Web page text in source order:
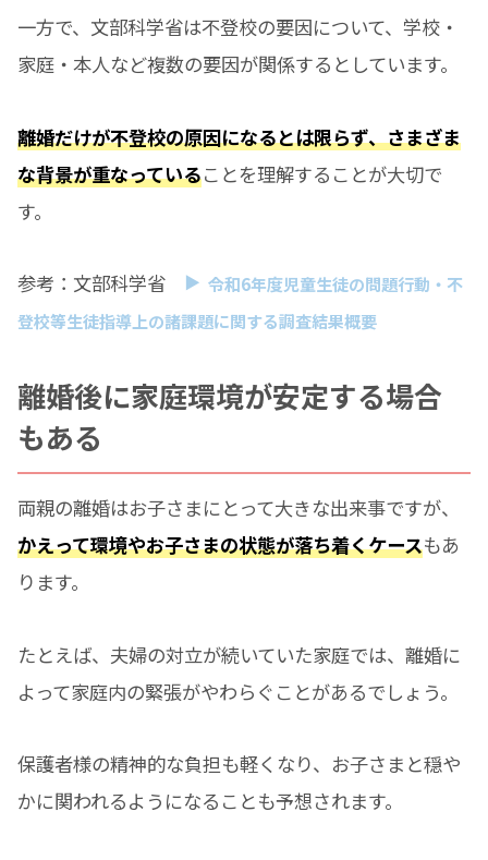
一方で、文部科学省は不登校の要因について、学校・
家庭・本人など複数の要因が関係するとしています。
離婚だけが不登校の原因になるとは限らず、さまざま
な背景が重なっていることを理解することが大切で
す。
参考：文部科学省
令和6年度児童生徒の問題行動・不
登校等生徒指導上の諸課題に関する調査結果概要
離婚後に家庭環境が安定する場合
もある
両親の離婚はお子さまにとって大きな出来事ですが、
かえって環境やお子さまの状態が落ち着くケースもあ
ります。
たとえば、夫婦の対立が続いていた家庭では、離婚に
よって家庭内の緊張がやわらぐことがあるでしょう。
保護者様の精神的な負担も軽くなり、お子さまと穏や
かに関われるようになることも予想されます。